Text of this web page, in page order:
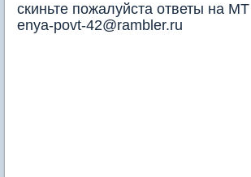
скиньте пожалуйста ответы на
enya-povt-42@rambler.ru